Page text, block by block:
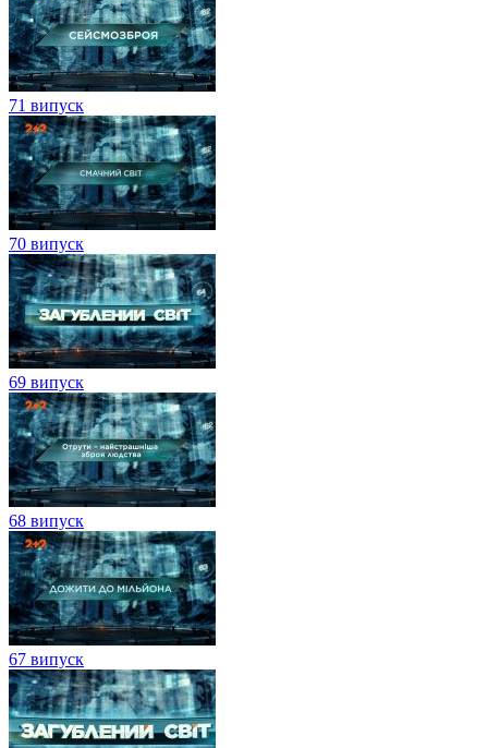
71 випуск
70 випуск
69 випуск
68 випуск
67 випуск